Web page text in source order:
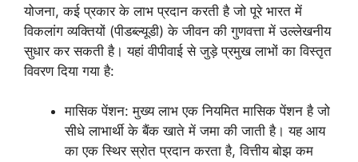
योजना, कई प्रकार के लाभ प्रदान करती है जो पूरे भारत में
विकलांग व्यक्तियों (पीडब्ल्यूडी) के जीवन की गुणवत्ता में उल्लेखनीय
सुधार कर सकती है। यहां वीपीवाई से जुड़े प्रमुख लाभों का विस्तृत
विवरण दिया गया है:
मासिक पेंशन: मुख्य लाभ एक नियमित मासिक पेंशन है जो
सीधे लाभार्थी के बैंक खाते में जमा की जाती है। यह आय
का एक स्थिर स्रोत प्रदान करता है, वित्तीय बोझ कम